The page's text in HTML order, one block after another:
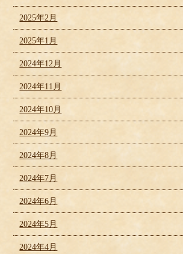
2025年2月
2025年1月
2024年12月
2024年11月
2024年10月
2024年9月
2024年8月
2024年7月
2024年6月
2024年5月
2024年4月